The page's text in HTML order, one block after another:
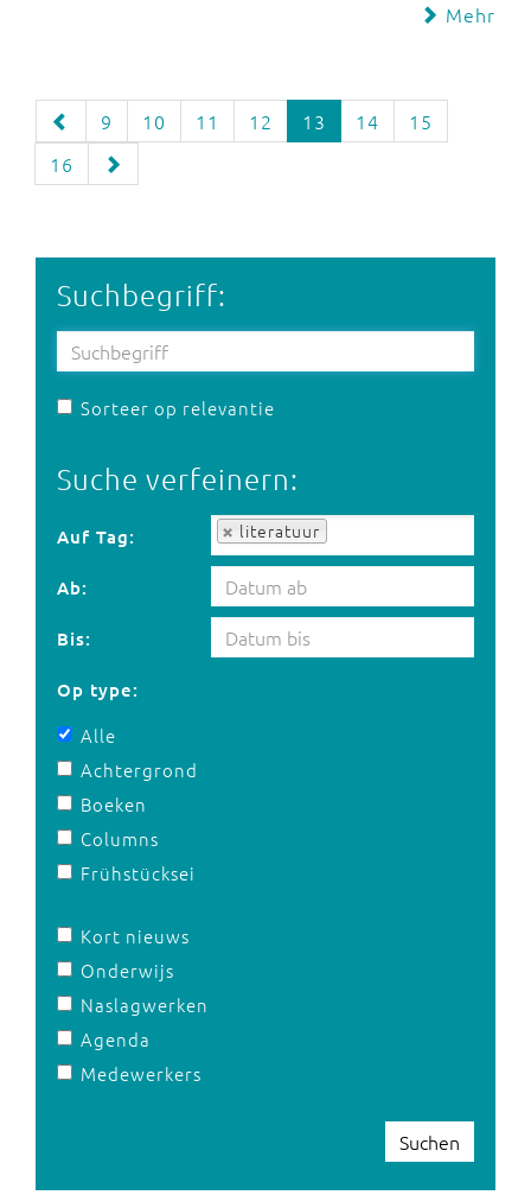
Mehr
9 10 11 12 13 14
15
16
Suchbegriff:
Sorteer op relevantie
Suche verfeinern:
Auf Tag: literatuur
Auf Tag:
Ab:
Bis:
Op type:
Alle
Achtergrond
Boeken
Columns
Frühstücksei
Kort nieuws
Onderwijs
Naslagwerken
Agenda
Medewerkers
Suchen